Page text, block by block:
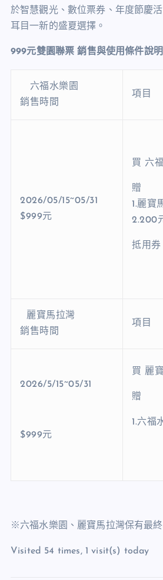
於智慧觀光、數位票券、年度節慶
耳目一新的盛夏選擇。
999元雙園聯票 銷售與使用條件說明
六福水樂園
銷售時間
項目
2026/05/15~05/31
$999元
買 六
贈
1.麗寶
2.200
抵用券
麗寶馬拉灣
銷售時間
項目
2026/5/15~05/31
$999元
買 麗
贈
1.六福
※六福水樂園、麗寶馬拉灣保有最
Visited 54 times, 1 visit(s) today